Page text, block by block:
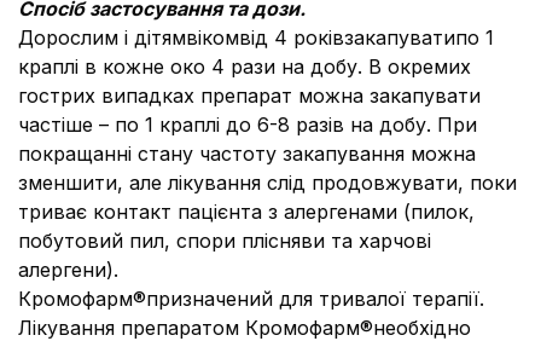
Спосіб застосування та дози.
Дорослим і дітямвікомвід 4 роківзакапуватипо 1
краплі в кожне око 4 рази на добу. В окремих
гострих випадках препарат можна закапувати
частіше – по 1 краплі до 6-8 разів на добу. При
покращанні стану частоту закапування можна
зменшити, але лікування слід продовжувати, поки
триває контакт пацієнта з алергенами (пилок,
побутовий пил, спори плісняви та харчові
алергени).
Кромофарм®призначений для тривалої терапії.
Лікування препаратом Кромофарм®необхідно